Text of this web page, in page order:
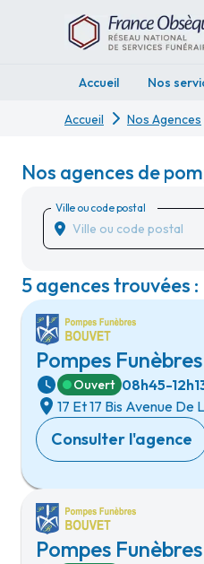
Accueil Nos
Accueil Nos Agences
Nos agences de
Ville ou code postal
5 agences trouvées :
Pompes
Ouvert 08h45-12h
17 Et 17 Bis Avenue De
Consulter l'agence
Pompes